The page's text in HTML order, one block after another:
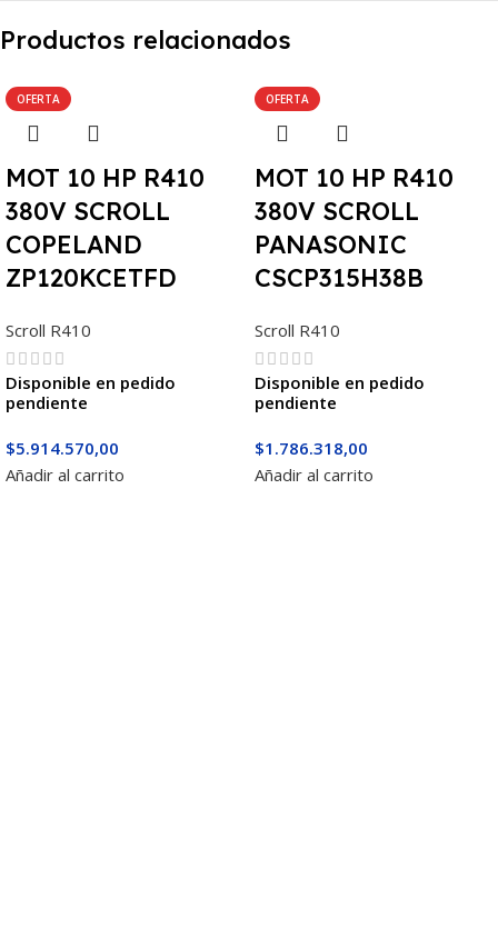
Productos relacionados
OFERTA
MOT 10 HP R410
380V SCROLL
COPELAND
ZP120KCETFD
Scroll R410
Disponible en pedido
pendiente
$5.914.570,00
Añadir al carrito
OFERTA
MOT 10 HP R410
380V SCROLL
PANASONIC
CSCP315H38B
Scroll R410
Disponible en pedido
pendiente
$1.786.318,00
Añadir al carrito